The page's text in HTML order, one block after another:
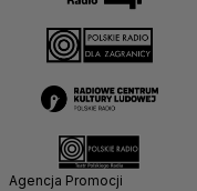
Agencja Promocji